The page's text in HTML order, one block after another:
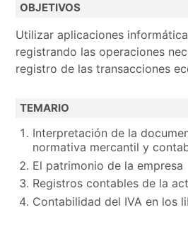
OBJETIVOS
Utilizar aplicaciones
registrando las operaciones
registro de las transacciones
TEMARIO
Interpretación de la
normativa mercantil y
El patrimonio de la empresa
Registros contables de la
Contabilidad del IVA en los
Realiza la preinscripción y